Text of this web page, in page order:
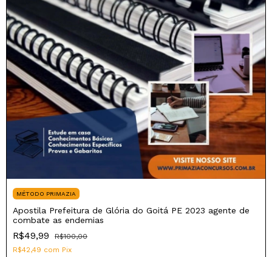
MÉTODO PRIMAZIA
Apostila Prefeitura de Glória do Goitá PE 2023 agente de
combate as endemias
R$49,99
R$100,00
R$42,49 com Pix